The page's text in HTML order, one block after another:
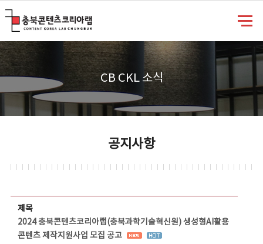
CB CKL 소식
공지사항
제목
2024 충북콘텐츠코리아랩(충북과학기술혁신원) 생성형AI활용
콘텐츠 제작지원사업 모집 공고